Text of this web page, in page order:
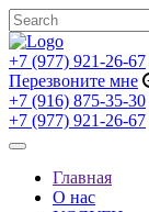
+7 (977) 921-26-67
Перезвоните мне
+7 (916) 875-35-30
+7 (977) 921-26-67
Toggle
navigationГлавная
О нас